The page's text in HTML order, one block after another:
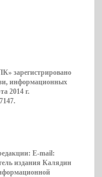
зарегистрировано
информационных
2014 г.
E-mail:
издания Калядин